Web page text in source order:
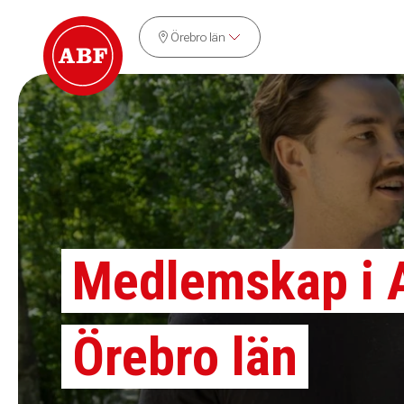
Örebro län
Medlemskap i
Örebro län